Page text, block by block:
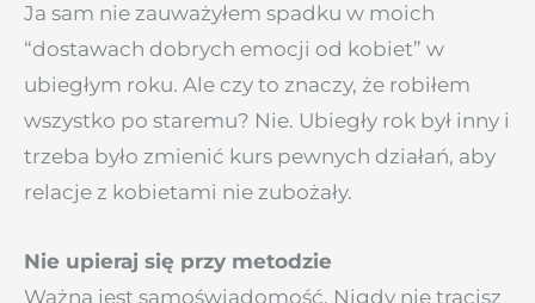
Ja sam nie zauważyłem spadku w moich
“dostawach dobrych emocji od kobiet” w
ubiegłym roku. Ale czy to znaczy, że robiłem
wszystko po staremu? Nie. Ubiegły rok był inny i
trzeba było zmienić kurs pewnych działań, aby
relacje z kobietami nie zubożały.
Nie upieraj się przy metodzie
Ważna jest samoświadomość. Nigdy nie tracisz